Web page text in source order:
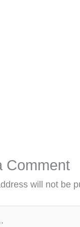
Comment
will not be